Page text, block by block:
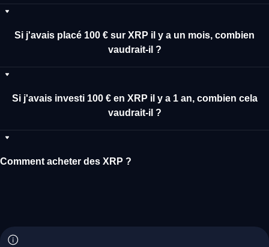
Si j'avais placé 100 € sur XRP il y a un mois, combien
vaudrait-il ?
Si j'avais investi 100 € en XRP il y a 1 an, combien cela
vaudrait-il ?
Comment acheter des XRP ?